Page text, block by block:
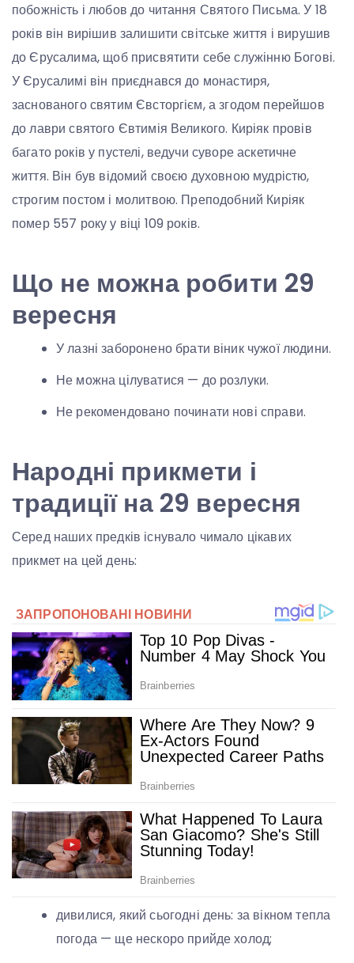
побожність і любов до читання Святого Письма. У 18
років він вирішив залишити світське життя і вирушив
до Єрусалима, щоб присвятити себе служінню Богові.
У Єрусалимі він приєднався до монастиря,
заснованого святим Євсторгієм, а згодом перейшов
до лаври святого Євтимія Великого. Киріяк провів
багато років у пустелі, ведучи суворе аскетичне
життя. Він був відомий своєю духовною мудрістю,
строгим постом і молитвою. Преподобний Киріяк
помер 557 року у віці 109 років.
Що не можна робити 29
вересня
У лазні заборонено брати віник чужої людини.
Не можна цілуватися — до розлуки.
Не рекомендовано починати нові справи.
Народні прикмети і
традиції на 29 вересня
Серед наших предків існувало чимало цікавих
прикмет на цей день:
дивилися, який сьогодні день: за вікном тепла
погода — ще нескоро прийде холод;